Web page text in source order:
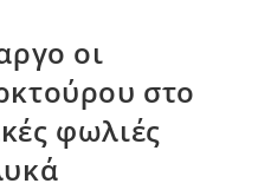
οι
στο
φωλιές